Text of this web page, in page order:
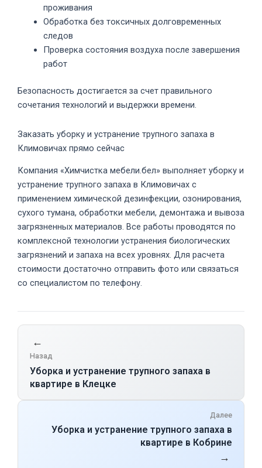
проживания
Обработка без токсичных долговременных
следов
Проверка состояния воздуха после завершения
работ
Безопасность достигается за счет правильного
сочетания технологий и выдержки времени.
Заказать уборку и устранение трупного запаха в
Климовичах прямо сейчас
Компания «Химчистка мебели.бел» выполняет уборку и
устранение трупного запаха в Климовичах с
применением химической дезинфекции, озонирования,
сухого тумана, обработки мебели, демонтажа и вывоза
загрязненных материалов. Все работы проводятся по
комплексной технологии устранения биологических
загрязнений и запаха на всех уровнях. Для расчета
стоимости достаточно отправить фото или связаться
со специалистом по телефону.
←
Назад
Уборка и устранение трупного запаха в
квартире в Клецке
Далее
Уборка и устранение трупного запаха в
квартире в Кобрине
→